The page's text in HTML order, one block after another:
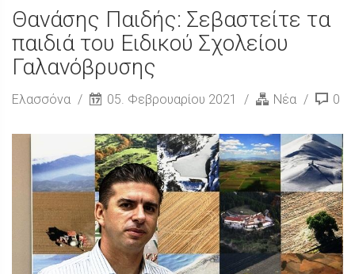
Θανάσης Παιδής: Σεβαστείτε τα
παιδιά του Ειδικού Σχολείου
Γαλανόβρυσης
Ελασσόνα 05. Φεβρουαρίου 2021 Νέα 0